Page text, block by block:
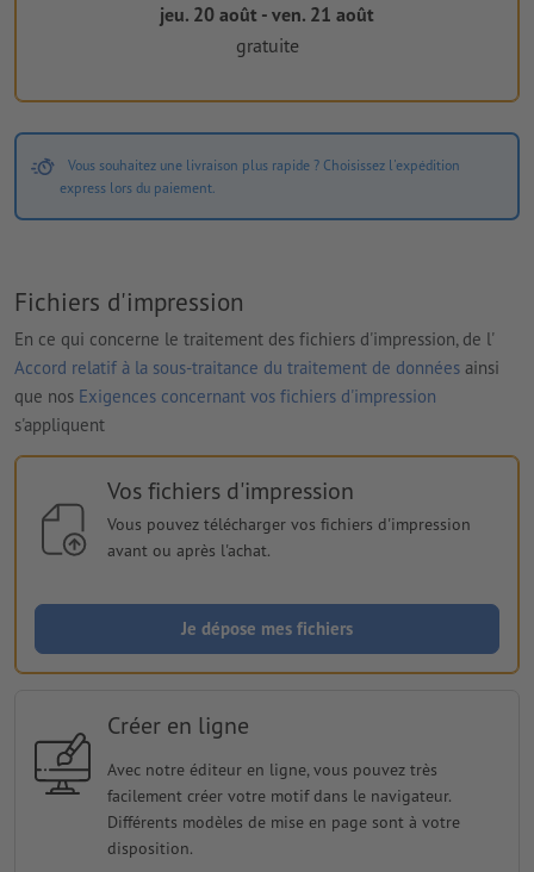
jeu. 20 août - ven. 21 août
gratuite
Vous souhaitez une livraison plus rapide ? Choisissez l'expédition
express lors du paiement.
Fichiers d'impression
En ce qui concerne le traitement des fichiers d'impression, de l'
Accord relatif à la sous-traitance du traitement de données ainsi
que nos Exigences concernant vos fichiers d'impression
s'appliquent
Vos fichiers d'impression
Vous pouvez télécharger vos fichiers d'impression
avant ou après l'achat.
Je dépose mes fichiers
Créer en ligne
Avec notre éditeur en ligne, vous pouvez très
facilement créer votre motif dans le navigateur.
Différents modèles de mise en page sont à votre
disposition.